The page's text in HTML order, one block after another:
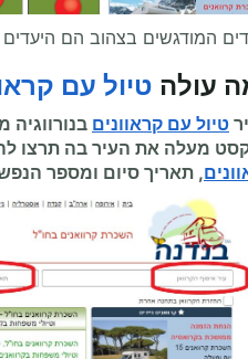
המודגשים בצהוב הם
עולה טיול עם
טיול עם קראוונים
מעלה את העיר בה תרצו
, תאריך סיום ומספר